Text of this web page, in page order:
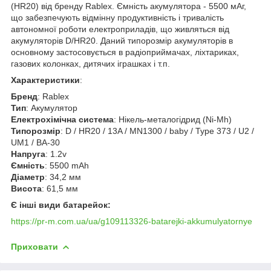
(HR20) від бренду Rablex. Ємність акумулятора - 5500 мАг,
що забезпечують відмінну продуктивність і тривалість
автономної роботи електроприладів, що живляться від
акумуляторів D/HR20. Даний типорозмір акумуляторів в
основному застосовується в радіоприймачах, ліхтариках,
газових колонках, дитячих іграшках і т.п.
Характеристики:
Бренд: Rablex
Тип: Акумулятор
Електрохімічна система: Нікель-металогідрид (Ni-Mh)
Типорозмір: D / HR20 / 13A / MN1300 / baby / Type 373 / U2 /
UM1 / BA-30
Напруга: 1.2v
Ємність: 5500 mAh
Діаметр: 34,2 мм
Висота: 61,5 мм
Є інші види батарейок:
https://pr-m.com.ua/ua/g109113326-batarejki-akkumulyatornye
Приховати